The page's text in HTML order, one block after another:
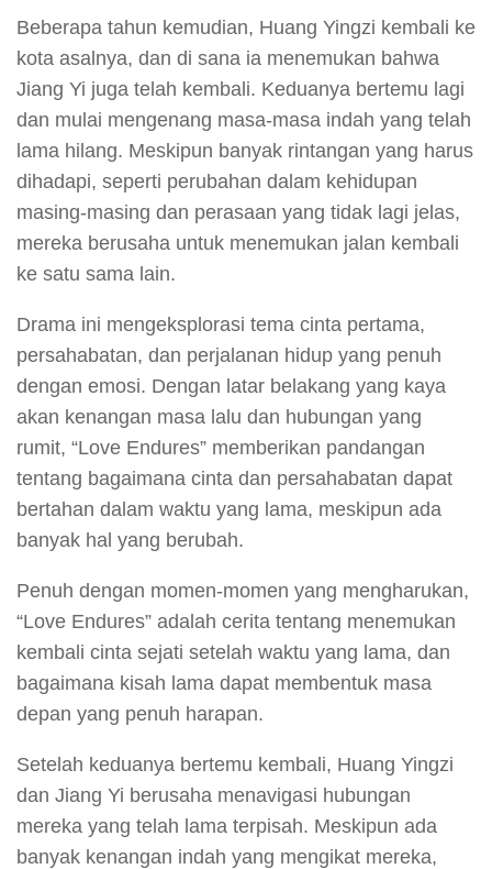
Beberapa tahun kemudian, Huang Yingzi kembali ke
kota asalnya, dan di sana ia menemukan bahwa
Jiang Yi juga telah kembali. Keduanya bertemu lagi
dan mulai mengenang masa-masa indah yang telah
lama hilang. Meskipun banyak rintangan yang harus
dihadapi, seperti perubahan dalam kehidupan
masing-masing dan perasaan yang tidak lagi jelas,
mereka berusaha untuk menemukan jalan kembali
ke satu sama lain.
Drama ini mengeksplorasi tema cinta pertama,
persahabatan, dan perjalanan hidup yang penuh
dengan emosi. Dengan latar belakang yang kaya
akan kenangan masa lalu dan hubungan yang
rumit, “Love Endures” memberikan pandangan
tentang bagaimana cinta dan persahabatan dapat
bertahan dalam waktu yang lama, meskipun ada
banyak hal yang berubah.
Penuh dengan momen-momen yang mengharukan,
“Love Endures” adalah cerita tentang menemukan
kembali cinta sejati setelah waktu yang lama, dan
bagaimana kisah lama dapat membentuk masa
depan yang penuh harapan.
Setelah keduanya bertemu kembali, Huang Yingzi
dan Jiang Yi berusaha menavigasi hubungan
mereka yang telah lama terpisah. Meskipun ada
banyak kenangan indah yang mengikat mereka,